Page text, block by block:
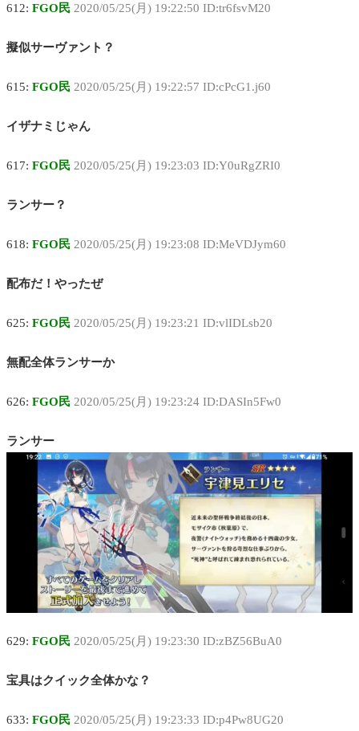
612: FGO民 2020/05/25(月) 19:22:50 ID:tr6fsvM20
擬似サーヴァント？
615: FGO民 2020/05/25(月) 19:22:57 ID:cPcG1.j60
イザナミじゃん
617: FGO民 2020/05/25(月) 19:23:03 ID:Y0uRgZRI0
ランサー？
618: FGO民 2020/05/25(月) 19:23:08 ID:MeVDJym60
配布だ！やったぜ
625: FGO民 2020/05/25(月) 19:23:21 ID:vlIDLsb20
無配全体ランサーか
626: FGO民 2020/05/25(月) 19:23:24 ID:DASIn5Fw0
ランサー
629: FGO民 2020/05/25(月) 19:23:30 ID:zBZ56BuA0
宝具はクイック全体かな？
633: FGO民 2020/05/25(月) 19:23:33 ID:p4Pw8UG20